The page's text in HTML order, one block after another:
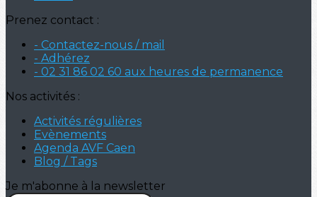
Prenez contact :
- Contactez-nous / mail
- Adhérez
- 02 31 86 02 60 aux heures de permanence
Nos activités :
Activités régulières
Evènements
Agenda AVF Caen
Blog / Tags
Je m'abonne à la newsletter